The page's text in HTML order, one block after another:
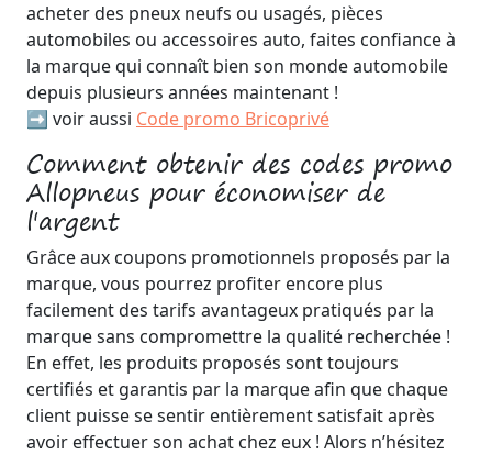
acheter des pneux neufs ou usagés, pièces
automobiles ou accessoires auto, faites confiance à
la marque qui connaît bien son monde automobile
depuis plusieurs années maintenant !
➡️ voir aussi Code promo Bricoprivé
Comment obtenir des codes promo
Allopneus pour économiser de
l'argent
Grâce aux coupons promotionnels proposés par la
marque, vous pourrez profiter encore plus
facilement des tarifs avantageux pratiqués par la
marque sans compromettre la qualité recherchée !
En effet, les produits proposés sont toujours
certifiés et garantis par la marque afin que chaque
client puisse se sentir entièrement satisfait après
avoir effectuer son achat chez eux ! Alors n’hésitez